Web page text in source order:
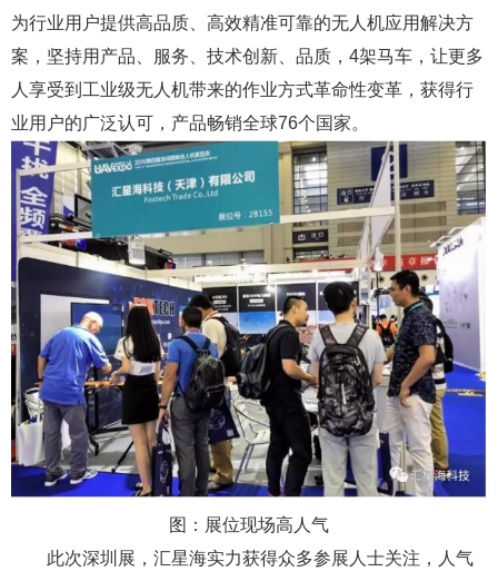
为行业用户提供高品质、高效精准可靠的无人机应用解决方
案，坚持用产品、服务、技术创新、品质，4架马车，让更多
人享受到工业级无人机带来的作业方式革命性变革，获得行
业用户的广泛认可，产品畅销全球76个国家。
图：展位现场高人气
此次深圳展，汇星海实力获得众多参展人士关注，人气